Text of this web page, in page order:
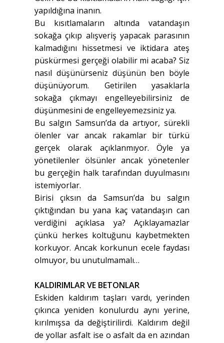
yapıldığına inanın.
Bu kısıtlamaların altında vatandaşın
sokağa çıkıp alışveriş yapacak parasının
kalmadığını hissetmesi ve iktidara ateş
püskürmesi gerçeği olabilir mi acaba? Siz
nasıl düşünürseniz düşünün ben böyle
düşünüyorum. Getirilen yasaklarla
sokağa çıkmayı engelleyebilirsiniz de
düşünmesini de engelleyemezsiniz ya.
Bu salgın Samsun’da da artıyor, sürekli
ölenler var ancak rakamlar bir türkü
gerçek olarak açıklanmıyor. Öyle ya
yönetilenler ölsünler ancak yönetenler
bu gerçeğin halk tarafından duyulmasını
istemiyorlar.
Birisi çıksın da Samsun’da bu salgın
çıktığından bu yana kaç vatandaşın can
verdiğini açıklasa ya? Açıklayamazlar
çünkü herkes koltuğunu kaybetmekten
korkuyor. Ancak korkunun ecele faydası
olmuyor, bu unutulmamalı…
KALDIRIMLAR VE BETONLAR
Eskiden kaldırım taşları vardı, yerinden
çıkınca yeniden konulurdu aynı yerine,
kırılmışsa da değiştirilirdi. Kaldırım değil
de yollar asfalt ise o asfalt da en azından